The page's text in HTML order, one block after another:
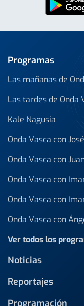
Programas
Las mañanas de
Las tardes de Onda
Kale Nagusia
Onda Vasca con
Onda Vasca con
Onda Vasca con
Onda Vasca con
Onda Vasca con
Ver todos los
Noticias
Reportajes